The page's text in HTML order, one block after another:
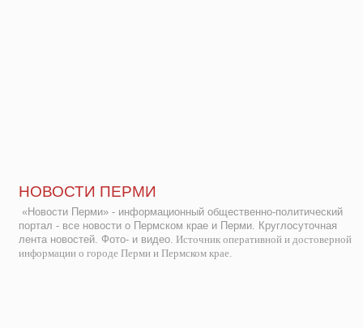
НОВОСТИ ПЕРМИ
«Новости Перми» - информационный общественно-политический
портал - все новости о Пермском крае и Перми. Круглосуточная
лента новостей. Фото- и видео. Источник оперативной и достоверной
информации о городе Перми и Пермском крае.